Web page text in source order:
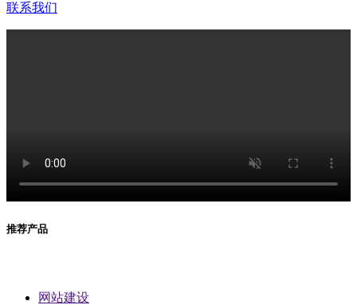
联系我们
推荐产品
网站建设